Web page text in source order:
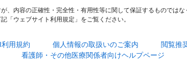
、内容の正確性・完全性・有用性等に関して保証するものでは
「ウェブサイト利用規定」をご覧ください。
用規約 個人情報の取扱いのご案内 閲覧推
看護師・その他医療関係者向けヘルプページ